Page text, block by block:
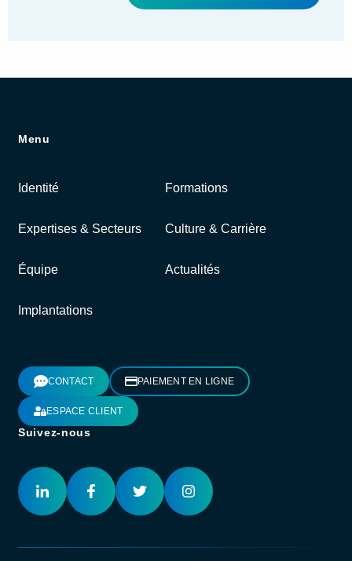
Menu
Identité Formations
Expertises & Secteurs Culture & Carrière
Équipe Actualités
Implantations
CONTACT PAIEMENT EN LIGNE
ESPACE CLIENT
Suivez-nous